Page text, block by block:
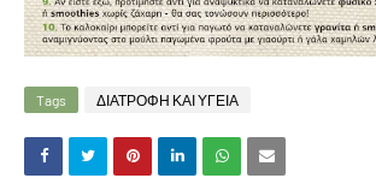
Tags ΔΙΑΤΡΟΦΗ ΚΑΙ ΥΓΕΙΑ